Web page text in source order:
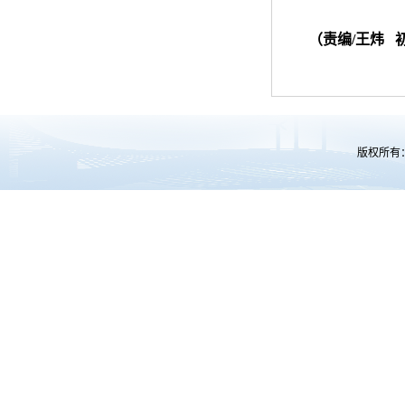
（责编/王炜
版权所有